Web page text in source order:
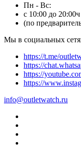
Пн - Вс:
с 10:00 до 20:00ч
(по
Мы в социальных
https://t.me/
https://
https://
https://
info@outletwatch.ru